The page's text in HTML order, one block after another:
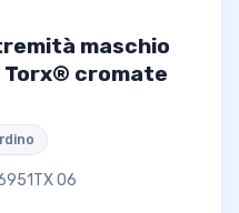
maschio
cromate
06